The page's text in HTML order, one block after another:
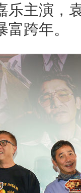
乐主演，
跨年。